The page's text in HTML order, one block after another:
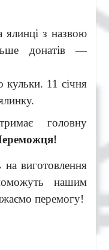
ялинці з назвою
донатів —
кульки. 11 січня
головну
виготовлення
нашим
перемогу!